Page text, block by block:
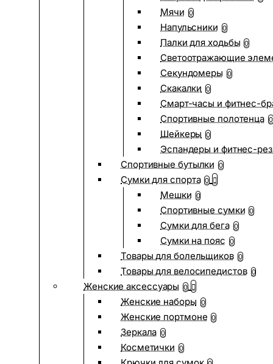
Мячи 0
Напульсники 0
Палки для ходьбы 0
Светоотражающие
Секундомеры 0
Скакалки 0
Смарт-часы и фитнес-
Спортивные полотенца 0
Шейкеры 0
Эспандеры и фитнес-
Спортивные бутылки 0
Сумки для спорта 0
Мешки 0
Спортивные сумки 0
Сумки для бега 0
Сумки на пояс 0
Товары для болельщиков 0
Товары для велосипедистов 0
Женские аксессуары 0
Женские наборы 0
Женские портмоне 0
Зеркала 0
Косметички 0